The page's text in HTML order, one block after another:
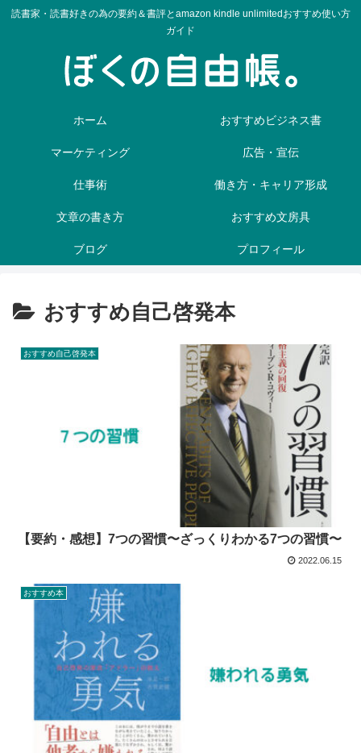
読書家・読書好きの為の要約＆書評とamazon kindle unlimitedおすすめ使い方
ガイド
ホーム おすすめビジネス書
マーケティング 広告・宣伝
仕事術 働き方・キャリア形成
文章の書き方 おすすめ文房具
ブログ プロフィール
おすすめ自己啓発本
おすすめ自己啓発本
【要約・感想】7つの習慣〜ざっくりわかる7つの習慣〜
2022.06.15
おすすめ本